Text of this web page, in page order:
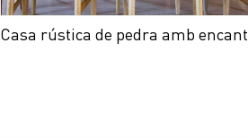
Casa rústica de pedra amb encant